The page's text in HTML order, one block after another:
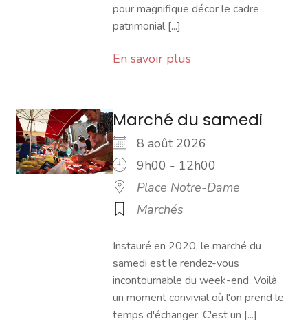
pour magnifique décor le cadre
patrimonial [...]
En savoir plus
Marché du samedi
8 août 2026
9h00 - 12h00
Place Notre-Dame
Marchés
Instauré en 2020, le marché du
samedi est le rendez-vous
incontournable du week-end. Voilà
un moment convivial où l'on prend le
temps d'échanger. C'est un [...]